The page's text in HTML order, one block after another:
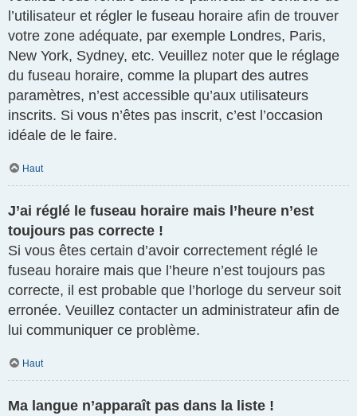
l’utilisateur et régler le fuseau horaire afin de trouver
votre zone adéquate, par exemple Londres, Paris,
New York, Sydney, etc. Veuillez noter que le réglage
du fuseau horaire, comme la plupart des autres
paramètres, n’est accessible qu’aux utilisateurs
inscrits. Si vous n’êtes pas inscrit, c’est l’occasion
idéale de le faire.
Haut
J’ai réglé le fuseau horaire mais l’heure n’est
toujours pas correcte !
Si vous êtes certain d’avoir correctement réglé le
fuseau horaire mais que l’heure n’est toujours pas
correcte, il est probable que l’horloge du serveur soit
erronée. Veuillez contacter un administrateur afin de
lui communiquer ce problème.
Haut
Ma langue n’apparaît pas dans la liste !